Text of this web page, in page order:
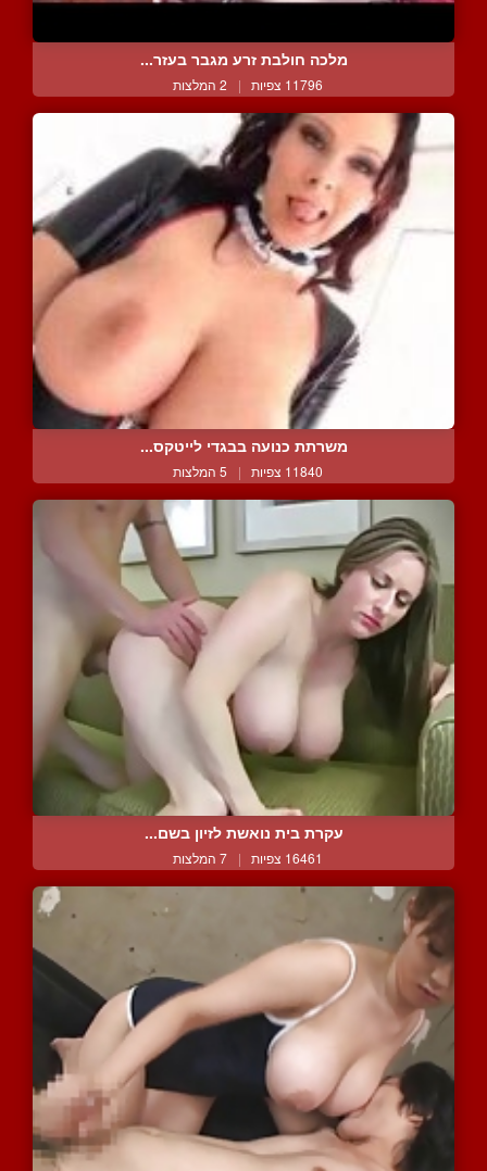
מלכה חולבת זרע מגבר בעזר...
11796 צפיות | 2 המלצות
משרתת כנועה בבגדי לייטקס...
11840 צפיות | 5 המלצות
עקרת בית נואשת לזיון בשם...
16461 צפיות | 7 המלצות